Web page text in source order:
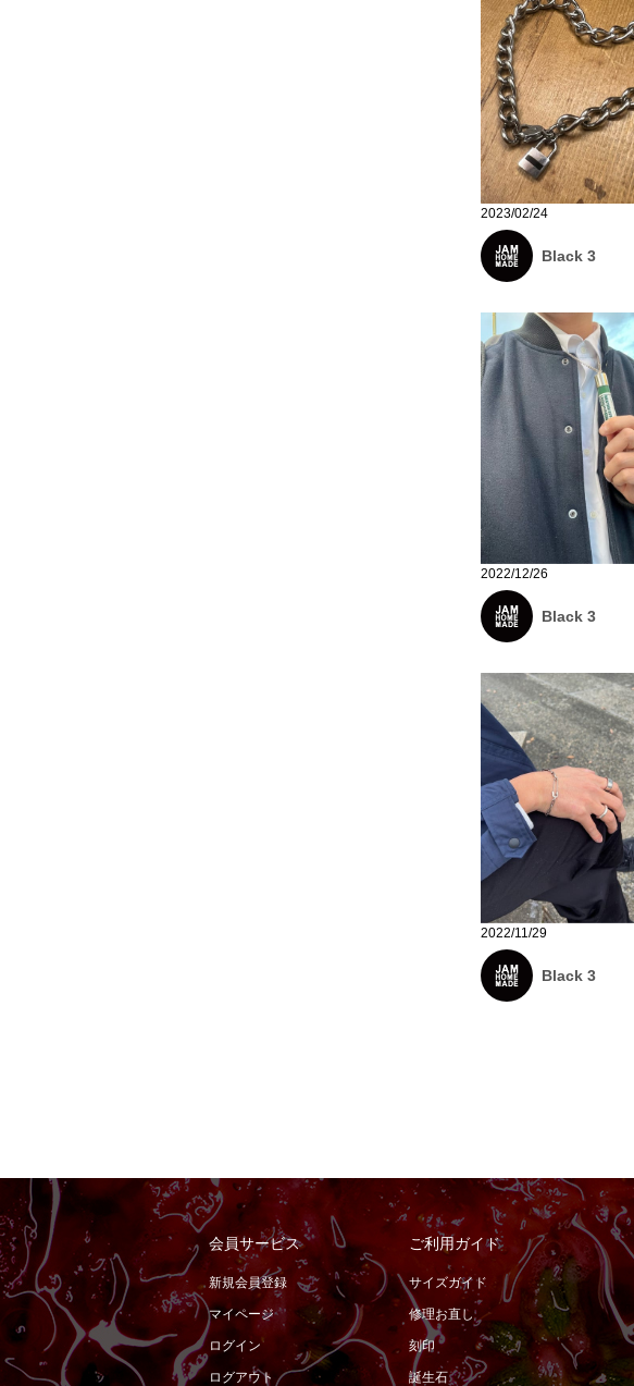
2023/02/24
Black 3
2022/12/26
Black 3
2022/11/29
Black 3
会員サービス
新規会員登録
マイページ
ログイン
ログアウト
ご利用ガイド
サイズガイド
修理お直し
刻印
誕生石